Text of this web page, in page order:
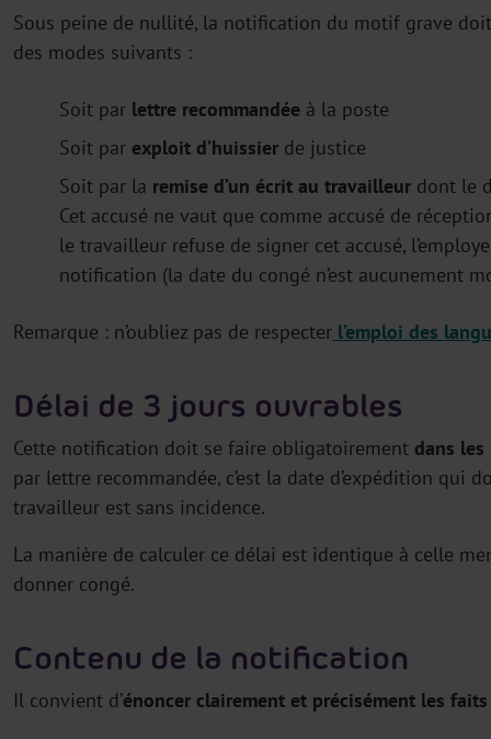
Sous peine de nullité, la notification du motif grave
des modes suivants :
Soit par lettre recommandée à la poste
Soit par exploit d’huissier de justice
Soit par la remise d’un écrit au travailleur dont le
Cet accusé ne vaut que comme accusé de
le travailleur refuse de signer cet accusé,
notification (la date du congé n’est aucunement
Remarque : n’oubliez pas de respecter l’emploi des
Délai de 3 jours ouvrables
Cette notification doit se faire obligatoirement dans
par lettre recommandée, c’est la date d’expédition qui
travailleur est sans incidence.
La manière de calculer ce délai est identique à celle
donner congé.
Contenu de la notification
Il convient d’énoncer clairement et précisément les